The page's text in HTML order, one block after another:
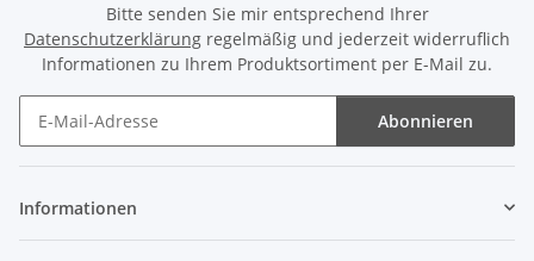
Bitte senden Sie mir entsprechend Ihrer
Datenschutzerklärung regelmäßig und jederzeit widerruflich
Informationen zu Ihrem Produktsortiment per E-Mail zu.
Abonnieren
Informationen